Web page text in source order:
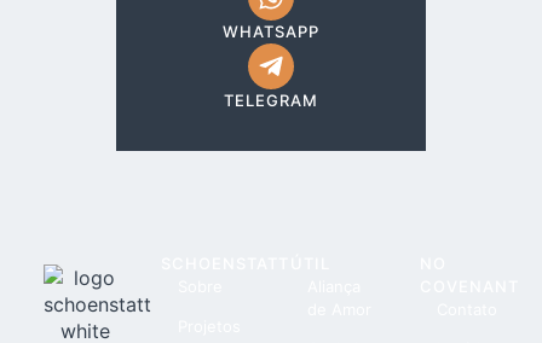
WHATSAPP
TELEGRAM